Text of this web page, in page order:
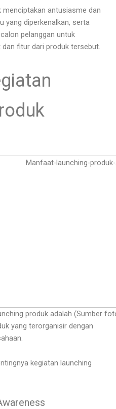
menciptakan antusiasme dan
yang diperkenalkan, serta
pelanggan untuk
fitur dari produk tersebut.
produk adalah (Sumber
yang terorganisir dengan
kegiatan launching